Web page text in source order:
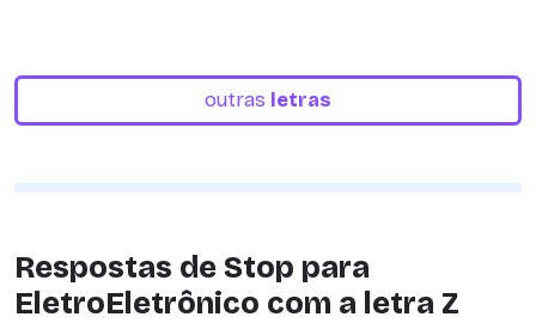
outras letras
Respostas de Stop para
EletroEletrônico com a letra Z